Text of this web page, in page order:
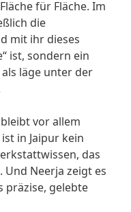
für Fläche. Im
die
mit ihr ­dieses
ist, sondern ein
läge unter der
vor allem
in Jaipur kein
das
Neerja zeigt es
präzise, gelebte